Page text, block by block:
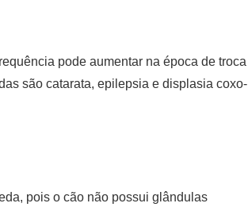
pode aumentar na época de troca
são catarata, epilepsia e displasia coxo-
pois o cão não possui glândulas